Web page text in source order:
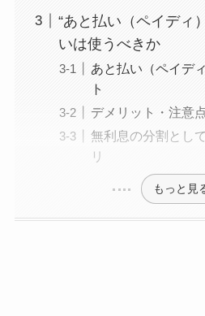
“あと払い（ペイディ
いは使うべきか
あと払い（ペイデ
ト
デメリット・注意
無利息の分割とし
リ
もっと見